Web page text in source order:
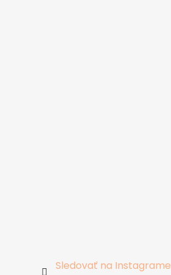
Sledovať na Instagrame